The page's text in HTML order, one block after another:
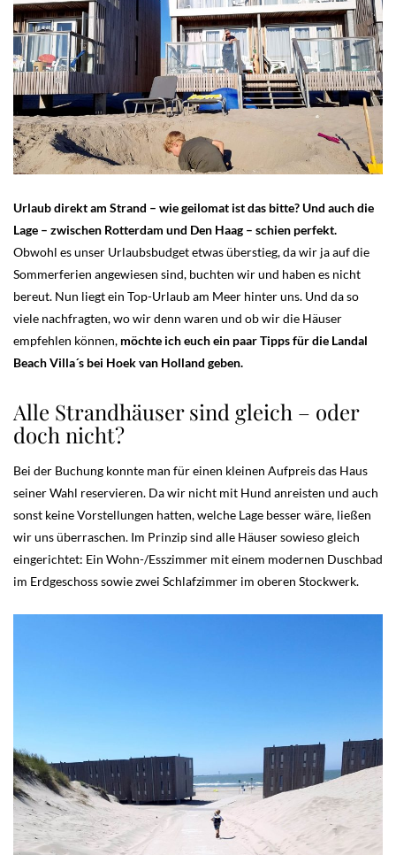
Urlaub direkt am Strand – wie geilomat ist das bitte? Und auch die
Lage – zwischen Rotterdam und Den Haag – schien perfekt.
Obwohl es unser Urlaubsbudget etwas überstieg, da wir ja auf die
Sommerferien angewiesen sind, buchten wir und haben es nicht
bereut. Nun liegt ein Top-Urlaub am Meer hinter uns. Und da so
viele nachfragten, wo wir denn waren und ob wir die Häuser
empfehlen können, möchte ich euch ein paar Tipps für die Landal
Beach Villa´s bei Hoek van Holland geben.
Alle Strandhäuser sind gleich – oder
doch nicht?
Bei der Buchung konnte man für einen kleinen Aufpreis das Haus
seiner Wahl reservieren. Da wir nicht mit Hund anreisten und auch
sonst keine Vorstellungen hatten, welche Lage besser wäre, ließen
wir uns überraschen. Im Prinzip sind alle Häuser sowieso gleich
eingerichtet: Ein Wohn-/Esszimmer mit einem modernen Duschbad
im Erdgeschoss sowie zwei Schlafzimmer im oberen Stockwerk.